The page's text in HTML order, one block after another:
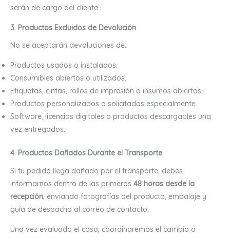
serán de cargo del cliente.
3. Productos Excluidos de Devolución
No se aceptarán devoluciones de:
Productos usados o instalados.
Consumibles abiertos o utilizados.
Etiquetas, cintas, rollos de impresión o insumos abiertos.
Productos personalizados o solicitados especialmente.
Software, licencias digitales o productos descargables una
vez entregados.
4. Productos Dañados Durante el Transporte
Si tu pedido llega dañado por el transporte, debes
informarnos dentro de las primeras 48 horas desde la
recepción, enviando fotografías del producto, embalaje y
guía de despacho al correo de contacto.
Una vez evaluado el caso, coordinaremos el cambio o